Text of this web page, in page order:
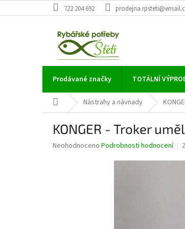
na
722 204 692
Prodávané značky TOTÁLNÍ
Domů Nástrahy a návnady
KONGER - Troker
Průměrné
Neohodnoceno Podrobnosti hodnocení